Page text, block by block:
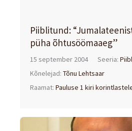
Piiblitund:
püha õhtusöömaaeg”
15 september 2004 Seeria:
Kõnelejad:Tõnu Lehtsaar
Raamat:Pauluse 1 kiri